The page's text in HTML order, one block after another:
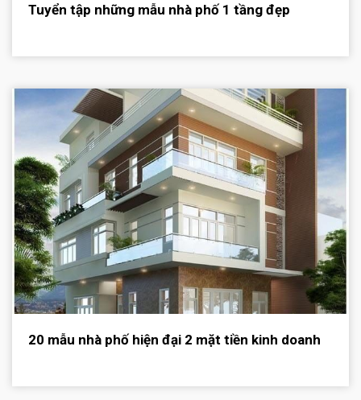
Tuyển tập những mẫu nhà phố 1 tầng đẹp
20 mẫu nhà phố hiện đại 2 mặt tiền kinh doanh